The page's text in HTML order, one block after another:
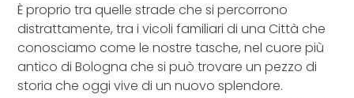
È proprio tra quelle strade che si percorrono
distrattamente, tra i vicoli familiari di una Città che
conosciamo come le nostre tasche, nel cuore più
antico di Bologna che si può trovare un pezzo di
storia che oggi vive di un nuovo splendore.